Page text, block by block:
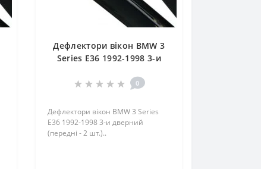
Дефлектори вікон BMW 3
Series E36 1992-1998 3-и
0
Дефлектори вікон BMW 3 Series
E36 1992-1998 3-и дверний
(передні - 2 шт.)..